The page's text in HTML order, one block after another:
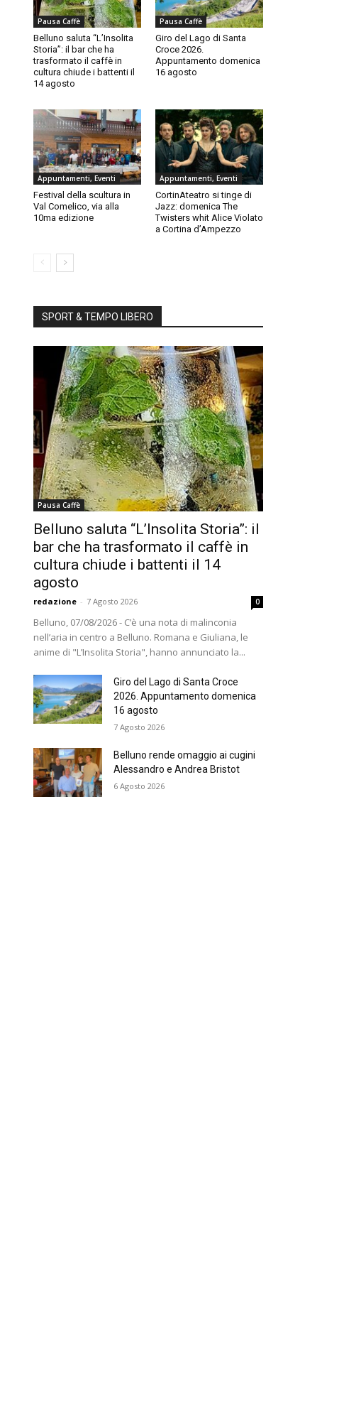
Pausa Caffè
Belluno saluta “L’Insolita
Storia”: il bar che ha
trasformato il caffè in
cultura chiude i battenti il
14 agosto
Pausa Caffè
Giro del Lago di Santa
Croce 2026.
Appuntamento domenica
16 agosto
Appuntamenti, Eventi
Festival della scultura in
Val Comelico, via alla
10ma edizione
Appuntamenti, Eventi
CortinAteatro si tinge di
Jazz: domenica The
Twisters whit Alice Violato
a Cortina d’Ampezzo
SPORT & TEMPO LIBERO
Pausa Caffè
Belluno saluta “L’Insolita Storia”: il
bar che ha trasformato il caffè in
cultura chiude i battenti il 14
agosto
redazione - 7 Agosto 2026 0
Belluno, 07/08/2026 - C’è una nota di malinconia
nell’aria in centro a Belluno. Romana e Giuliana, le
anime di "L’Insolita Storia", hanno annunciato la...
Giro del Lago di Santa Croce
2026. Appuntamento domenica
16 agosto
7 Agosto 2026
Belluno rende omaggio ai cugini
Alessandro e Andrea Bristot
6 Agosto 2026